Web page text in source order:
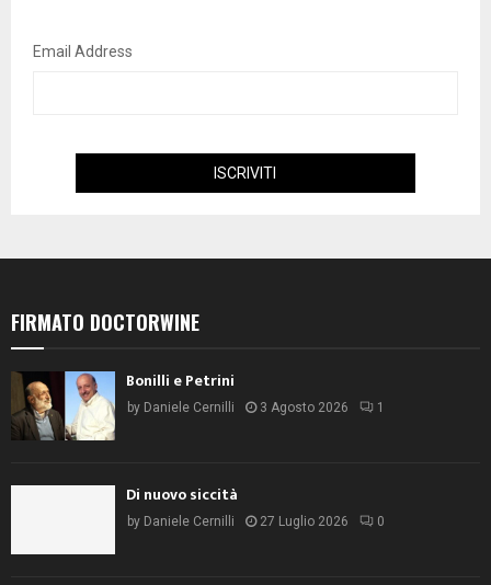
Email Address
FIRMATO DOCTORWINE
Bonilli e Petrini
by Daniele Cernilli 3 Agosto 2026 1
Di nuovo siccità
by Daniele Cernilli 27 Luglio 2026 0